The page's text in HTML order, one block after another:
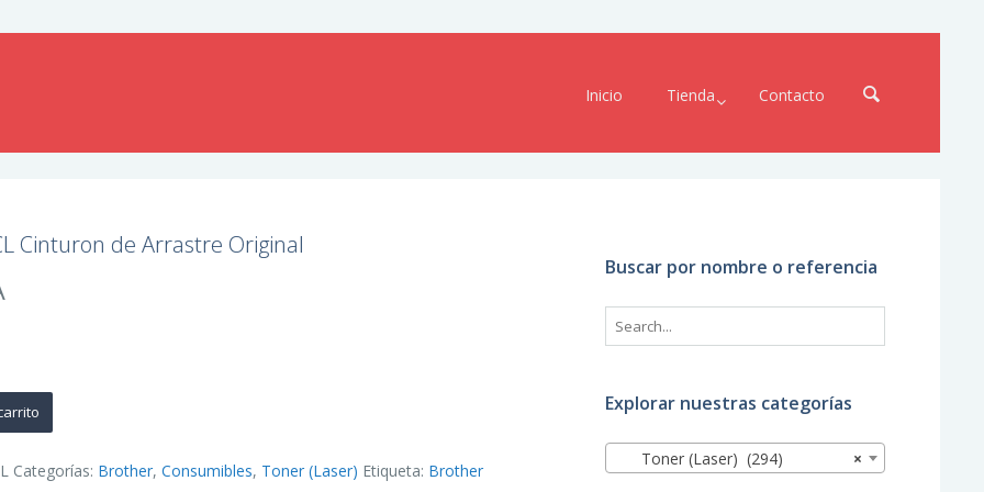
Inicio Tienda Contacto
Cinturon de Arrastre Original
Categorías: Brother,Consumibles, Toner (Laser) Etiqueta: Brother
Buscar por nombre o referencia
Explorar nuestras categorías
×
Toner (Laser) (294)